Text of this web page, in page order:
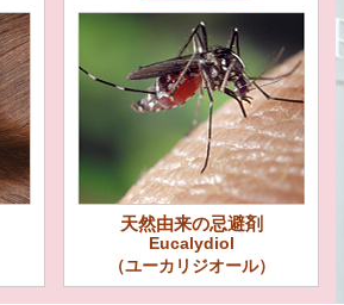
天然由来の忌避剤
Eucalydiol
（ユーカリジオール）